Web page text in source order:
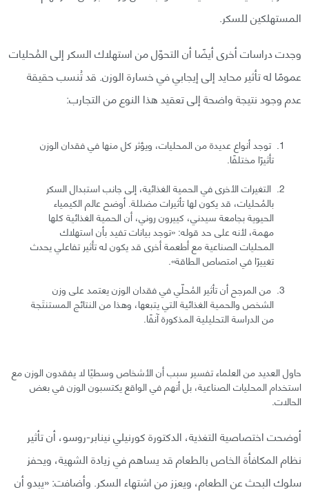
المستهلكين للسكر.
وجدت دراسات أخرى أيضًا أن التحوّل من استهلاك السكر إلى المُحليات
عمومًا له تأثير محايد إلى إيجابي في خسارة الوزن. قد تُنسب حقيقة
عدم وجود نتيجة واضحة إلى تعقيد هذا النوع من التجارب:
توجد أنواع عديدة من المحليات، ويؤثر كل منها في فقدان الوزن
تأثيرًا مختلفًا.
التغيرات الأخرى في الحمية الغذائية، إلى جانب استبدال السكر
بالمُحليات، قد يكون لها تأثيرات مضللة. أوضح عالم الكيمياء
الحيوية بجامعة سيدني، كييرون روني، أن الحمية الغذائية كلها
مهمة، لأنه على حد قوله: «توجد بيانات تفيد بأن استهلاك
المحليات الصناعية مع أطعمة أخرى قد يكون له تأثير تفاعلي يحدث
تغييرًا في امتصاص الطاقة».
من المرجح أن تأثير المُحلّي في فقدان الوزن يعتمد على وزن
الشخص والحمية الغذائية التي يتبعها، وهذا من النتائج المستنتَجة
من الدراسة التحليلية المذكورة آنفًا.
حاول العديد من العلماء تفسير سبب أن الأشخاص وسطيًا لا يفقدون الوزن مع
استخدام المحليات الصناعية، بل أنهم في الواقع يكتسبون الوزن في بعض
الحالات.
أوضحت اختصاصية التغذية، الدكتورة كورنيلي نينابر-روسو، أن تأثير
نظام المكافأة الخاص بالطعام قد يساهم في زيادة الشهية، ويحفز
سلوك البحث عن الطعام، ويعزز من اشتهاء السكر. وأضافت: «يبدو أن